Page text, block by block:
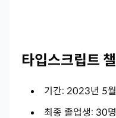
타입스크립트
기간: 2023년 5
최종 졸업생: 30명